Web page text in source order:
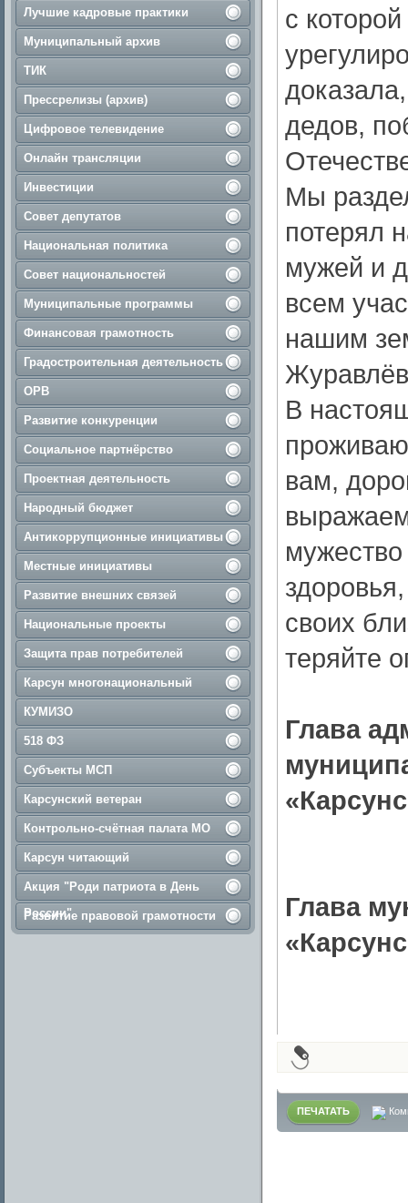
Лучшие кадровые практики
Муниципальный архив
ТИК
Прессрелизы (архив)
Цифровое телевидение
Онлайн трансляции
Инвестиции
Совет депутатов
Национальная политика
Совет национальностей
Муниципальные программы
Финансовая грамотность
Градостроительная деятельность
ОРВ
Развитие конкуренции
Социальное партнёрство
Проектная деятельность
Народный бюджет
Антикоррупционные инициативы
Местные инициативы
Развитие внешних связей
Национальные проекты
Защита прав потребителей
Карсун многонациональный
КУМИЗО
518 ФЗ
Субъекты МСП
Карсунский ветеран
Контрольно-счётная палата МО
Карсун читающий
Акция "Роди патриота в День
России"
Развитие правовой грамотности
с
дедов,
Мы
потерял
мужей и
всем
нашим
В
вам,
своих
теряйте
Глава
Глава
ПЕЧАТАТЬ